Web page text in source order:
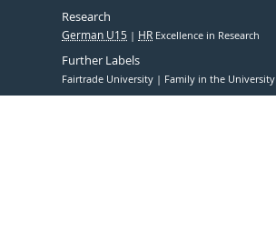
Research
German U15 HR Excellence in Research
Further Labels
Fairtrade University Family in the University